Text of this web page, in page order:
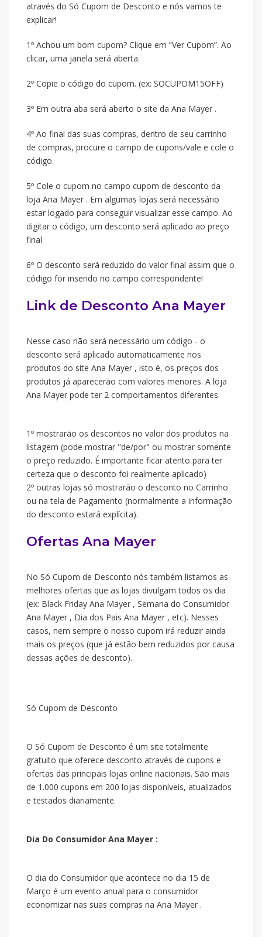
através do Só Cupom de Desconto e nós vamos te
explicar!
1º Achou um bom cupom? Clique em “Ver Cupom”. Ao
clicar, uma janela será aberta.
2º Copie o código do cupom. (ex: SOCUPOM15OFF)
3º Em outra aba será aberto o site da Ana Mayer .
4º Ao final das suas compras, dentro de seu carrinho
de compras, procure o campo de cupons/vale e cole o
código.
5º Cole o cupom no campo cupom de desconto da
loja Ana Mayer . Em algumas lojas será necessário
estar logado para conseguir visualizar esse campo. Ao
digitar o código, um desconto será aplicado ao preço
final
6º O desconto será reduzido do valor final assim que o
código for inserido no campo correspondente!
Link de Desconto Ana Mayer
Nesse caso não será necessário um código - o
desconto será aplicado automaticamente nos
produtos do site Ana Mayer , isto é, os preços dos
produtos já aparecerão com valores menores. A loja
Ana Mayer pode ter 2 comportamentos diferentes:
1º mostrarão os descontos no valor dos produtos na
listagem (pode mostrar "de/por" ou mostrar somente
o preço reduzido. É importante ficar atento para ter
certeza que o desconto foi realmente aplicado)
2º outras lojas só mostrarão o desconto no Carrinho
ou na tela de Pagamento (normalmente a informação
do desconto estará explícita).
Ofertas Ana Mayer
No Só Cupom de Desconto nós também listamos as
melhores ofertas que as lojas divulgam todos os dia
(ex: Black Friday Ana Mayer , Semana do Consumidor
Ana Mayer , Dia dos Pais Ana Mayer , etc). Nesses
casos, nem sempre o nosso cupom irá reduzir ainda
mais os preços (que já estão bem reduzidos por causa
dessas ações de desconto).
Só Cupom de Desconto
O Só Cupom de Desconto é um site totalmente
gratuito que oferece desconto através de cupons e
ofertas das principais lojas online nacionais. São mais
de 1.000 cupons em 200 lojas disponíveis, atualizados
e testados diariamente.
Dia Do Consumidor Ana Mayer :
O dia do Consumidor que acontece no dia 15 de
Março é um evento anual para o consumidor
economizar nas suas compras na Ana Mayer .